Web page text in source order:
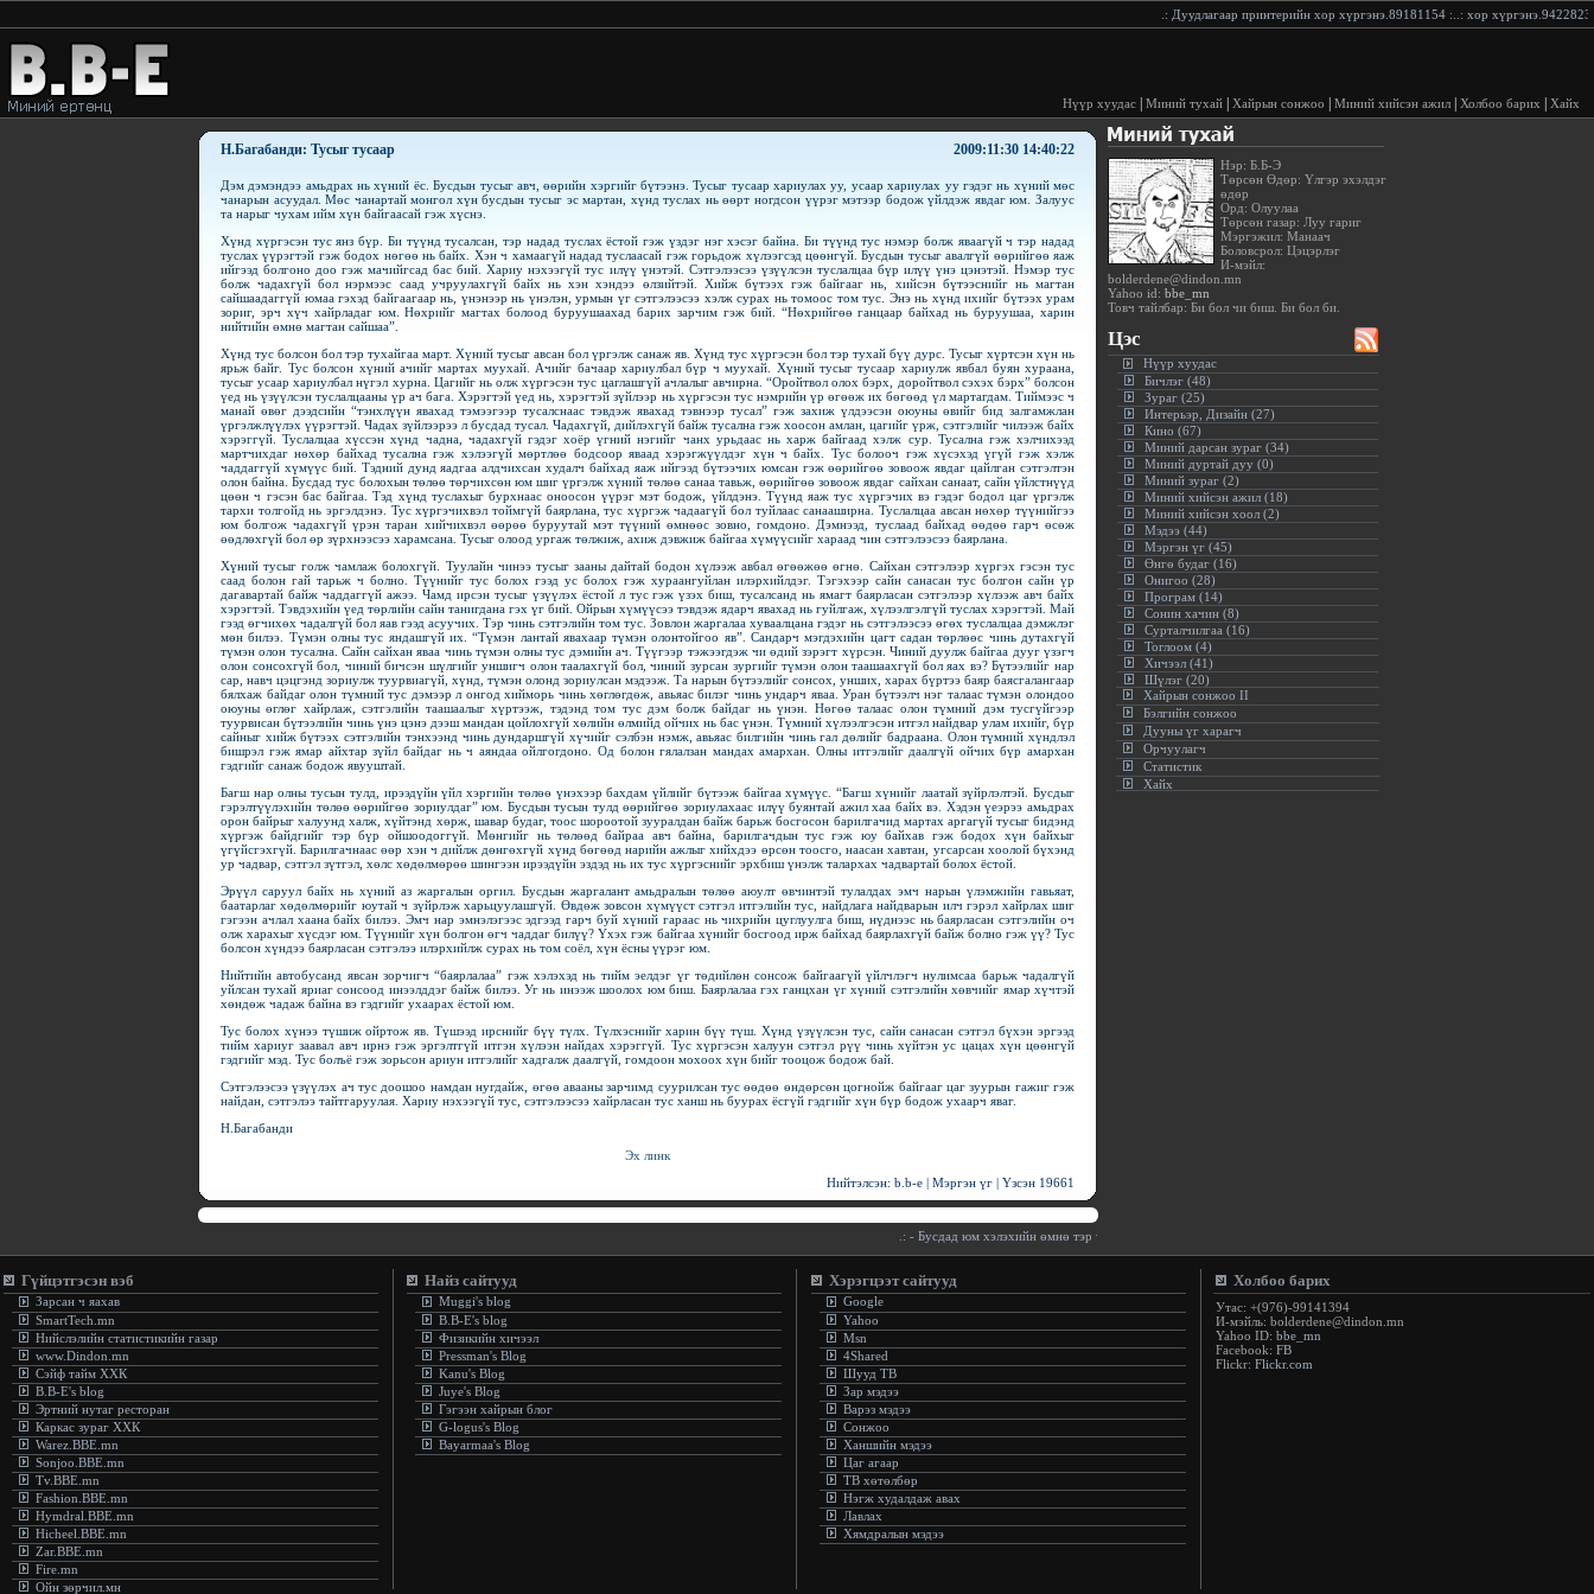
Дуудлагаар принтерийн хор хүргэнэ.89181154:..: хор хүргэнэ.94228233
Нүүр хуудас Миний тухай Хайрын сонжоо Миний хийсэн ажил Холбоо барих Хайх
Н.Багабанди: Тусыг тусаар 2009:11:30 14:40:22
Дэм дэмэндээ амьдрах нь хүний ёс. Бусдын тусыг авч, өөрийн хэргийг бүтээнэ. Тусыг тусаар хариулах уу, усаар хариулах уу гэдэг нь хүний мөс
чанарын асуудал. Мөс чанартай монгол хүн бусдын тусыг эс мартан, хүнд туслах нь өөрт ногдсон үүрэг мэтээр бодож үйлдэж явдаг юм. Залуус
та нарыг чухам ийм хүн байгаасай гэж хүснэ.
Хүнд хүргэсэн тус янз бүр. Би түүнд тусалсан, тэр надад туслах ёстой гэж үздэг нэг хэсэг байна. Би түүнд тус нэмэр болж яваагүй ч тэр надад
туслах үүрэгтэй гэж бодох нөгөө нь байх. Хэн ч хамаагүй надад туслаасай гэж горьдож хүлээгсэд цөөнгүй. Бусдын тусыг авалгүй өөрийгөө яаж
ийгээд болгоно доо гэж мачийгсад бас бий. Хариу нэхээгүй тус илүү үнэтэй. Сэтгэлээсээ үзүүлсэн туслалцаа бүр илүү үнэ цэнэтэй. Нэмэр тус
болж чадахгүй бол нэрмээс саад учруулахгүй байх нь хэн хэндээ өлзийтэй. Хийж бүтээх гэж байгааг нь, хийсэн бүтээснийг нь магтан
сайшаадаггүй юмаа гэхэд байгаагаар нь, үнэнээр нь үнэлэн, урмын үг сэтгэлээсээ хэлж сурах нь томоос том тус. Энэ нь хүнд ихийг бүтээх урам
зориг, эрч хүч хайрладаг юм. Нөхрийг магтах болоод буруушаахад барих зарчим гэж бий. “Нөхрийгөө ганцаар байхад нь буруушаа, харин
нийтийн өмнө магтан сайшаа”.
Хүнд тус болсон бол тэр тухайгаа март. Хүний тусыг авсан бол үргэлж санаж яв. Хүнд тус хүргэсэн бол тэр тухай бүү дурс. Тусыг хүртсэн хүн нь
ярьж байг. Тус болсон хүний ачийг мартах муухай. Ачийг бачаар хариулбал бүр ч муухай. Хүний тусыг тусаар хариулж явбал буян хураана,
тусыг усаар хариулбал нүгэл хурна. Цагийг нь олж хүргэсэн тус цаглашгүй ачлалыг авчирна. “Оройтвол олох бэрх, доройтвол сэхэх бэрх” болсон
үед нь үзүүлсэн туслалцааны үр ач бага. Хэрэгтэй үед нь, хэрэгтэй зүйлээр нь хүргэсэн тус нэмрийн үр өгөөж их бөгөөд үл мартагдам. Тиймээс ч
манай өвөг дээдсийн “тэнхлүүн явахад тэмээгээр тусалснаас тэвдэж явахад тэвнээр тусал” гэж захиж үлдээсэн оюуны өвийг бид залгамжлан
үргэлжлүүлэх үүрэгтэй. Чадах зүйлээрээ л бусдад тусал. Чадахгүй, дийлэхгүй байж тусална гэж хоосон амлан, цагийг үрж, сэтгэлийг чилээж байх
хэрэггүй. Туслалцаа хүссэн хүнд чадна, чадахгүй гэдэг хоёр үгний нэгийг чанх урьдаас нь харж байгаад хэлж сур. Тусална гэж хэлчихээд
мартчихдаг нөхөр байхад тусална гэж хэлээгүй мөртлөө бодсоор яваад хэрэгжүүлдэг хүн ч байх. Тус болооч гэж хүсэхэд үгүй гэж хэлж
чаддаггүй хүмүүс бий. Тэдний дунд яадгаа алдчихсан худалч байхад яаж ийгээд бүтээчих юмсан гэж өөрийгөө зовоож явдаг цайлган сэтгэлтэн
олон байна. Бусдад тус болохын төлөө төрчихсөн юм шиг үргэлж хүний төлөө санаа тавьж, өөрийгөө зовоож явдаг сайхан санаат, сайн үйлстнүүд
цөөн ч гэсэн бас байгаа. Тэд хүнд туслахыг бурхнаас оноосон үүрэг мэт бодож, үйлдэнэ. Түүнд яаж тус хүргэчих вэ гэдэг бодол цаг үргэлж
тархи толгойд нь эргэлдэнэ. Тус хүргэчихвэл тоймгүй баярлана, тус хүргэж чадаагүй бол туйлаас санааширна. Туслалцаа авсан нөхөр түүнийгээ
юм болгож чадахгүй үрэн таран хийчихвэл өөрөө буруутай мэт түүний өмнөөс зовно, гомдоно. Дэмнээд, туслаад байхад өөдөө гарч өсөж
өөдлөхгүй бол өр зүрхнээсээ харамсана. Тусыг олоод ургаж төлжиж, ахиж дэвжиж байгаа хүмүүсийг хараад чин сэтгэлээсээ баярлана.
Хүний тусыг голж чамлаж болохгүй. Туулайн чинээ тусыг зааны дайтай бодон хүлээж авбал өгөөжөө өгнө. Сайхан сэтгэлээр хүргэх гэсэн тус
саад болон гай тарьж ч болно. Түүнийг тус болох гээд ус болох гэж хураангуйлан илэрхийлдэг. Тэгэхээр сайн санасан тус болгон сайн үр
дагавартай байж чаддаггүй ажээ. Чамд ирсэн тусыг үзүүлэх ёстой л тус гэж үзэх биш, тусалсанд нь ямагт баярласан сэтгэлээр хүлээж авч байх
хэрэгтэй. Тэвдэхийн үед төрлийн сайн танигдана гэх үг бий. Ойрын хүмүүсээ тэвдэж ядарч явахад нь гуйлгаж, хүлээлгэлгүй туслах хэрэгтэй. Май
гээд өгчихөх чадалгүй бол яав гээд асуучих. Тэр чинь сэтгэлийн том тус. Зовлон жаргалаа хуваалцана гэдэг нь сэтгэлээсээ өгөх туслалцаа дэмжлэг
мөн билээ. Түмэн олны тус яндашгүй их. “Түмэн лантай явахаар түмэн олонтойгоо яв”. Сандарч мэгдэхийн цагт садан төрлөөс чинь дутахгүй
түмэн олон тусална. Сайн сайхан яваа чинь түмэн олны тус дэмийн ач. Түүгээр тэжээгдэж чи өдий зэрэгт хүрсэн. Чиний дуулж байгаа дууг үзэгч
олон сонсохгүй бол, чиний бичсэн шүлгийг уншигч олон таалахгүй бол, чиний зурсан зургийг түмэн олон таашаахгүй бол яах вэ? Бүтээлийг нар
сар, навч цэцгэнд зориулж туурвиагүй, хүнд, түмэн олонд зориулсан мэдээж. Та нарын бүтээлийг сонсох, унших, харах бүртээ баяр баясгалангаар
бялхаж байдаг олон түмний тус дэмээр л онгод хийморь чинь хөглөгдөж, авьяас билэг чинь ундарч яваа. Уран бүтээлч нэг талаас түмэн олондоо
оюуны өглөг хайрлаж, сэтгэлийн таашаалыг хүртээж, тэдэнд том тус дэм болж байдаг нь үнэн. Нөгөө талаас олон түмний дэм тусгүйгээр
туурвисан бүтээлийн чинь үнэ цэнэ дээш мандан цойлохгүй хөлийн өлмийд ойчих нь бас үнэн. Түмний хүлээлгэсэн итгэл найдвар улам ихийг, бүр
сайныг хийж бүтээх сэтгэлийн тэнхээнд чинь дундаршгүй хүчийг сэлбэн нэмж, авьяас билгийн чинь гал дөлийг бадраана. Олон түмний хүндлэл
бишрэл гэж ямар айхтар зүйл байдаг нь ч аяндаа ойлгогдоно. Од болон гялалзан мандах амархан. Олны итгэлийг даалгүй ойчих бүр амархан
гэдгийг санаж бодож явууштай.
Багш нар олны тусын тулд, ирээдүйн үйл хэргийн төлөө үнэхээр бахдам үйлийг бүтээж байгаа хүмүүс. “Багш хүнийг лаатай зүйрлэлтэй. Бусдыг
гэрэлтүүлэхийн төлөө өөрийгөө зориулдаг” юм. Бусдын тусын тулд өөрийгөө зориулахаас илүү буянтай ажил хаа байх вэ. Хэдэн үеэрээ амьдрах
орон байрыг халуунд халж, хүйтэнд хөрж, шавар будаг, тоос шороотой зууралдан байж барьж босгосон барилгачид мартах аргагүй тусыг бидэнд
хүргэж байдгийг тэр бүр ойшоодоггүй. Мөнгийг нь төлөөд байраа авч байна, барилгачдын тус гэж юу байхав гэж бодох хүн байхыг
үгүйсгэхгүй. Барилгачнаас өөр хэн ч дийлж дөнгөхгүй хүнд бөгөөд нарийн ажлыг хийхдээ өрсөн тоосго, наасан хавтан, угсарсан хоолой бүхэнд
ур чадвар, сэтгэл зүтгэл, хөлс хөдөлмөрөө шингээн ирээдүйн эздэд нь их тус хүргэснийг эрхбиш үнэлж талархах чадвартай болох ёстой.
Эрүүл саруул байх нь хүний аз жаргалын оргил. Бусдын жаргалант амьдралын төлөө аюулт өвчинтэй тулалдах эмч нарын үлэмжийн гавьяат,
баатарлаг хөдөлмөрийг юутай ч зүйрлэж харьцуулашгүй. Өвдөж зовсон хүмүүст сэтгэл итгэлийн тус, найдлага найдварын илч гэрэл хайрлах шиг
гэгээн ачлал хаана байх билээ. Эмч нар эмнэлэгээс эдгээд гарч буй хүний гараас нь чихрийн цуглуулга биш, нүднээс нь баярласан сэтгэлийн оч
олж харахыг хүсдэг юм. Түүнийг хүн болгон өгч чаддаг билүү? Үхэх гэж байгаа хүнийг босгоод ирж байхад баярлахгүй байж болно гэж үү? Тус
болсон хүндээ баярласан сэтгэлээ илэрхийлж сурах нь том соёл, хүн ёсны үүрэг юм.
Нийтийн автобусанд явсан зорчигч “баярлалаа” гэж хэлэхэд нь тийм эелдэг үг төдийлөн сонсож байгаагүй үйлчлэгч нулимсаа барьж чадалгүй
уйлсан тухай яриаг сонсоод инээлддэг байж билээ. Уг нь инээж шоолох юм биш. Баярлалаа гэх ганцхан үг хүний сэтгэлийн хөвчийг ямар хүчтэй
хөндөж чадаж байна вэ гэдгийг ухаарах ёстой юм.
Тус болох хүнээ түшиж ойртож яв. Түшээд ирснийг бүү түлх. Түлхэснийг харин бүү түш. Хүнд үзүүлсэн тус, сайн санасан сэтгэл бүхэн эргээд
тийм хариуг заавал авч ирнэ гэж эргэлтгүй итгэн хүлээн найдах хэрэггүй. Тус хүргэсэн халуун сэтгэл рүү чинь хүйтэн ус цацах хүн цөөнгүй
гэдгийг мэд. Тус болъё гэж зорьсон ариун итгэлийг хадгалж даалгүй, гомдоон мохоох хүн бийг тооцож бодож бай.
Сэтгэлээсээ үзүүлэх ач тус доошоо намдан нугдайж, өгөө авааны зарчимд суурилсан тус өөдөө өндөрсөн цогнойж байгааг цаг зуурын гажиг гэж
найдан, сэтгэлээ тайтгаруулая. Хариу нэхээгүй тус, сэтгэлээсээ хайрласан тус ханш нь буурах ёсгүй гэдгийг хүн бүр бодож ухаарч яваг.
Н.Багабанди
Эх линк
Нийтэлсэн: b.b-e | Мэргэн үг | Үзсэн 19661
- Бусдад юм хэлэхийн өмнө тэр үгээ өөртөө нэг хэлээд үз(Сенека)
Нэр: Б.Б-Э
Төрсөн Өдөр: Үлгэр эхэлдэг
өдөр
Орд: Олуулаа
Төрсөн газар: Луу гариг
Мэргэжил: Манаач
Боловсрол: Цэцэрлэг
И-мэйл:
bolderdene@dindon.mn
Yahoo id: bbe_mn
Товч тайлбар: Би бол чи биш. Би бол би.
Цэс
Нүүр хуудас
Бичлэг (48)
Зураг (25)
Интерьэр, Дизайн (27)
Кино (67)
Миний дарсан зураг (34)
Миний дуртай дуу (0)
Миний зураг (2)
Миний хийсэн ажил (18)
Миний хийсэн хоол (2)
Мэдээ (44)
Мэргэн үг (45)
Өнгө будаг (16)
Онигоо (28)
Програм (14)
Сонин хачин (8)
Сурталчилгаа (16)
Тоглоом (4)
Хичээл (41)
Шүлэг (20)
Хайрын сонжоо II
Бэлгийн сонжоо
Дууны үг харагч
Орчуулагч
Статистик
Хайх
Гүйцэтгэсэн вэб
Зарсан ч яахав
SmartTech.mn
Нийслэлийн статистикийн газар
www.Dindon.mn
Сэйф тайм ХХК
B.B-E's blog
Эртний нутаг ресторан
Каркас зураг ХХК
Warez.BBE.mn
Sonjoo.BBE.mn
Tv.BBE.mn
Fashion.BBE.mn
Hymdral.BBE.mn
Hicheel.BBE.mn
Zar.BBE.mn
Fire.mn
Ойн зөрчил.мн
Найз сайтууд
Muggi's blog
B.B-E's blog
Физикийн хичээл
Pressman's Blog
Kanu's Blog
Juye's Blog
Гэгээн хайрын блог
G-logus's Blog
Bayarmaa's Blog
Хэрэгцээт сайтууд
Google
Yahoo
Msn
4Shared
Шууд ТВ
Зар мэдээ
Варэз мэдээ
Сонжоо
Ханшийн мэдээ
Цаг агаар
ТВ хөтөлбөр
Нэгж худалдаж авах
Лавлах
Хямдралын мэдээ
Холбоо барих
Утас: +(976)-99141394
И-мэйль: bolderdene@dindon.mn
Yahoo ID: bbe_mn
Facebook: FB
Flickr: Flickr.com